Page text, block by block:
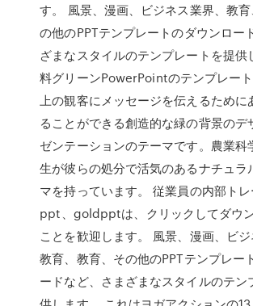
す。 風景、漫画、ビジネス業界、教
の他のPPTテンプレートのダウンロー
ざまなスタイルのテンプレートを提供
料グリーンPowerPointのテンプレー
上の観客にメッセージを伝えるために
ることができる創造的な緑の背景のデ
ゼンテーションのテーマです。農業科
生が彼らの処分で活気のあるナチュラ
マを持っています。 従業員の内部ト
ppt、goldpptは、クリックしてダウ
ことを歓迎します。 風景、漫画、ビジ
教育、教育、その他のPPTテンプレー
ードなど、さまざまなスタイルのテン